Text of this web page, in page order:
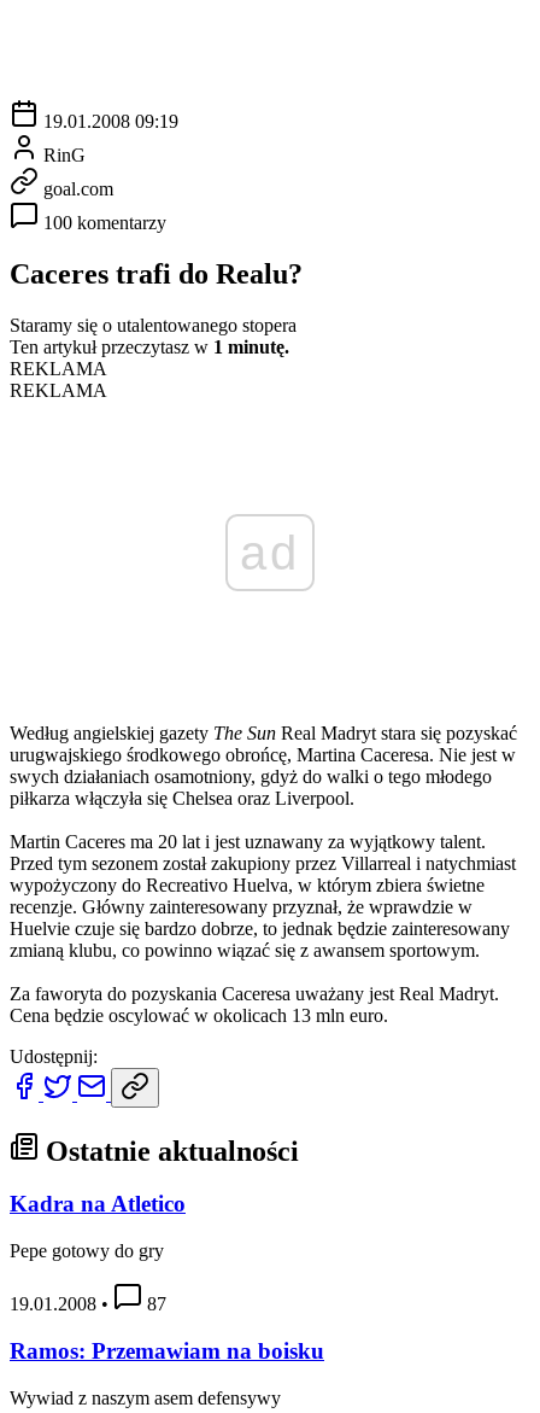
19.01.2008 09:19
RinG
goal.com
100 komentarzy
Caceres trafi do Realu?
Staramy się o utalentowanego stopera
Ten artykuł przeczytasz w 1 minutę.
REKLAMA
REKLAMA
ad
Według angielskiej gazety The Sun Real Madryt stara się pozyskać
urugwajskiego środkowego obrońcę, Martina Caceresa. Nie jest w
swych działaniach osamotniony, gdyż do walki o tego młodego
piłkarza włączyła się Chelsea oraz Liverpool.
Martin Caceres ma 20 lat i jest uznawany za wyjątkowy talent.
Przed tym sezonem został zakupiony przez Villarreal i natychmiast
wypożyczony do Recreativo Huelva, w którym zbiera świetne
recenzje. Główny zainteresowany przyznał, że wprawdzie w
Huelvie czuje się bardzo dobrze, to jednak będzie zainteresowany
zmianą klubu, co powinno wiązać się z awansem sportowym.
Za faworyta do pozyskania Caceresa uważany jest Real Madryt.
Cena będzie oscylować w okolicach 13 mln euro.
Udostępnij:
Ostatnie aktualności
Kadra na Atletico
Pepe gotowy do gry
19.01.2008 • 87
Ramos: Przemawiam na boisku
Wywiad z naszym asem defensywy